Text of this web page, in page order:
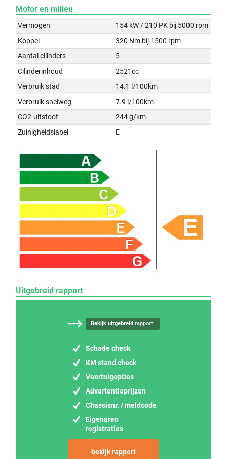
Motor en milieu
Vermogen
154 kW / 210 PK bij 5000 rpm
Koppel
320 Nm bij 1500 rpm
Aantal cilinders
5
Cilinderinhoud
2521cc
Verbruik stad
14.1 l/100km
Verbruik snelweg
7.9 l/100km
CO2-uitstoot
244 g/km
Zuinigheidslabel
E
Uitgebreid rapport
Bekijk uitgebreidrapport:
Schade check
KM stand check
Voertuigopties
Advertentieprijzen
Chassisnr. / meldcode
Eigenaren
registraties
bekijk rapport